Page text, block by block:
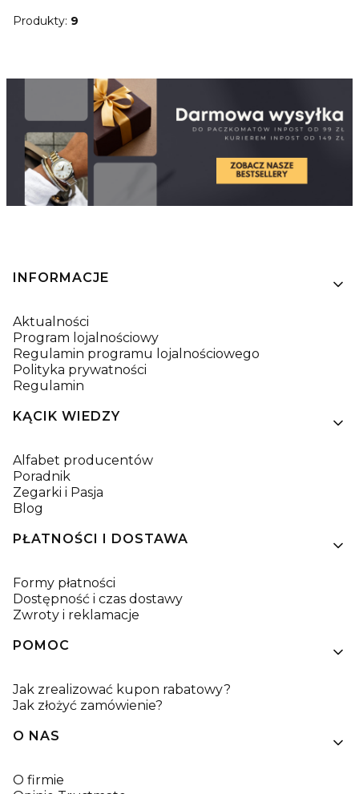
Produkty: 9
Linki w stopce
INFORMACJE
Aktualności
Program lojalnościowy
Regulamin programu lojalnościowego
Polityka prywatności
Regulamin
KĄCIK WIEDZY
Alfabet producentów
Poradnik
Zegarki i Pasja
Blog
PŁATNOŚCI I DOSTAWA
Formy płatności
Dostępność i czas dostawy
Zwroty i reklamacje
POMOC
Jak zrealizować kupon rabatowy?
Jak złożyć zamówienie?
O NAS
O firmie